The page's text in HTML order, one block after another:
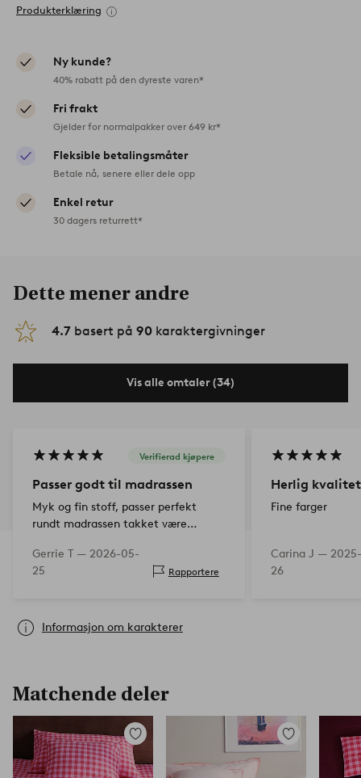
Produkterklæring
Ny kunde?
40% rabatt på den dyreste varen*
Fri frakt
Gjelder for normalpakker over 649 kr*
Fleksible betalingsmåter
Betale nå, senere eller dele opp
Enkel retur
30 dagers returrett*
Dette mener andre
4.7 basert på 90 karaktergivninger
Vis alle omtaler (34)
Verifierad kjøpere
Passer godt til madrassen
Myk og fin stoff, passer perfekt
rundt madrassen takket være
eller for løs.
Gerrie T — 2026-05-
25
Rapportere
Herlig kvalitet
Fine farger
Carina J —
26
Informasjon om karakterer
Matchende deler
Legg
til
favoritter
Legg
til